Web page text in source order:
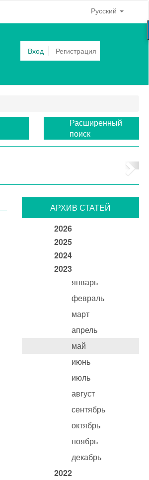
Русский
Вход Регистрация
Расширенный
поиск
АРХИВ СТАТЕЙ
2026
2025
2024
2023
январь
февраль
март
апрель
май
июнь
июль
август
сентябрь
октябрь
ноябрь
декабрь
2022